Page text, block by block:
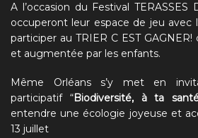
A l’occasion du Festival
occuperont leur espace de jeu avec
participer au TRIER C EST
et augmentée par les enfants.
Même Orléans s’y met en
participatif “Biodiversité, à ta
entendre une écologie joyeuse et
13 juillet